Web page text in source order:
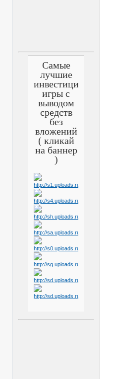
Самые
лучшие
инвестиционные
игры с
выводом
средств
без
вложений
( кликай
на баннер
)